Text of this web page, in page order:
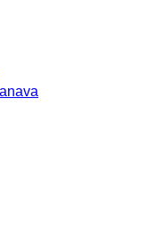
välilehteen